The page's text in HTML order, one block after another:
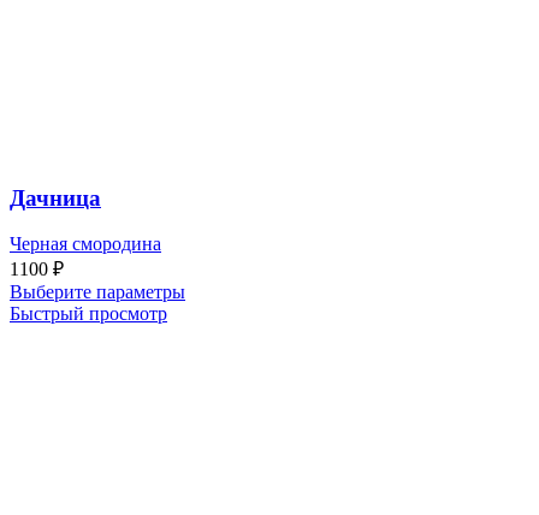
Дачница
Черная смородина
1100 ₽
Выберите параметры
Быстрый просмотр